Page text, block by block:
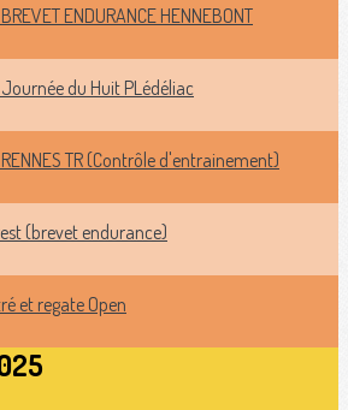
ENDURANCE HENNEBONT
du Huit PLédéliac
TR (Contrôle d'entrainement)
(brevet endurance)
et regate Open